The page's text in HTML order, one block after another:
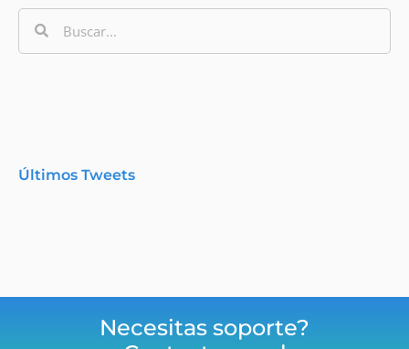
Últimos Tweets
Necesitas soporte?